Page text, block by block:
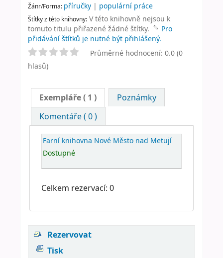
Žánr/Forma: příručky | populární práce
Štítky z této knihovny: V této knihovně nejsou k
tomuto titulu přiřazené žádné štítky.
Pro
přidávání štítků je nutné být přihlášený.
Průměrné hodnocení: 0.0 (0
hlasů)
Exempláře( 1 )
Poznámky
Komentáře ( 0 )
Farní knihovna Nové Město nad Metují
Dostupné
Celkem rezervací: 0
Rezervovat
Tisk